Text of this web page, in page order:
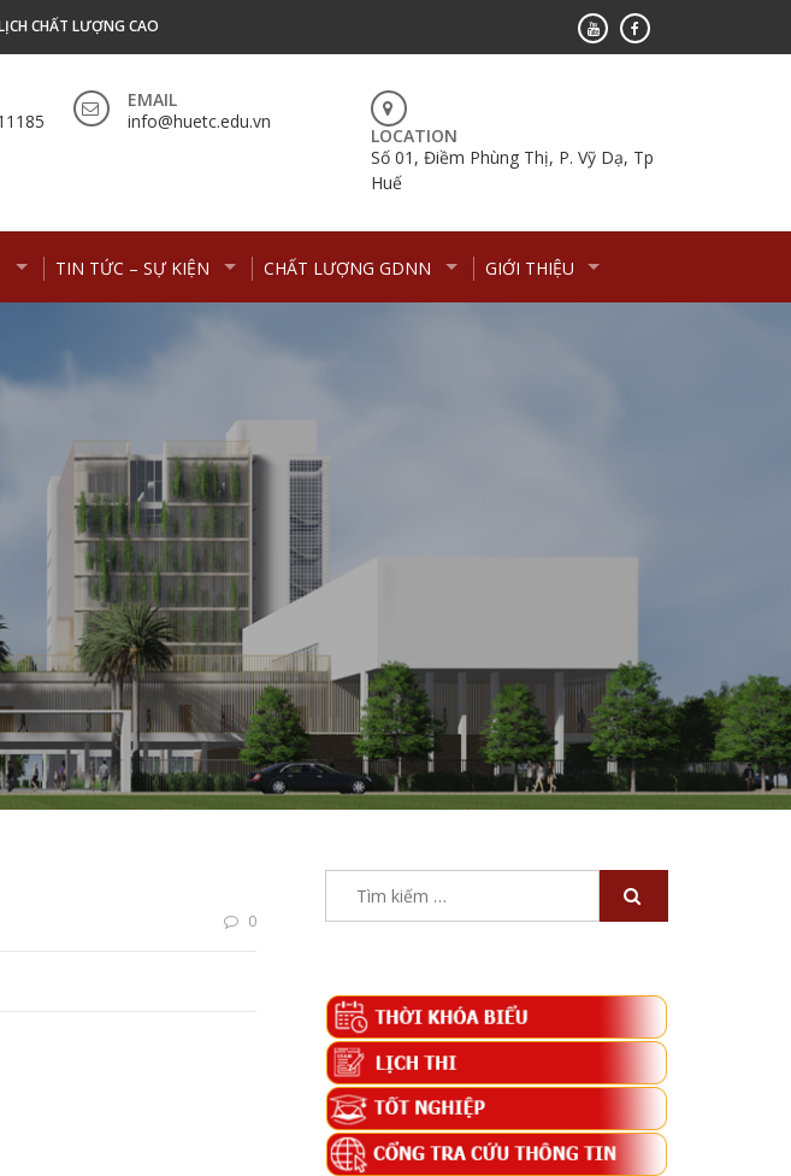
CHẤT LƯỢNG CAO
EMAIL
info@huetc.edu.vn
LOCATION
Số 01, Điềm Phùng Thị, P. Vỹ Dạ, Tp
Huế
TIN TỨC – SỰ KIỆN CHẤT LƯỢNG GDNN GIỚI THIỆU
0
kiếm